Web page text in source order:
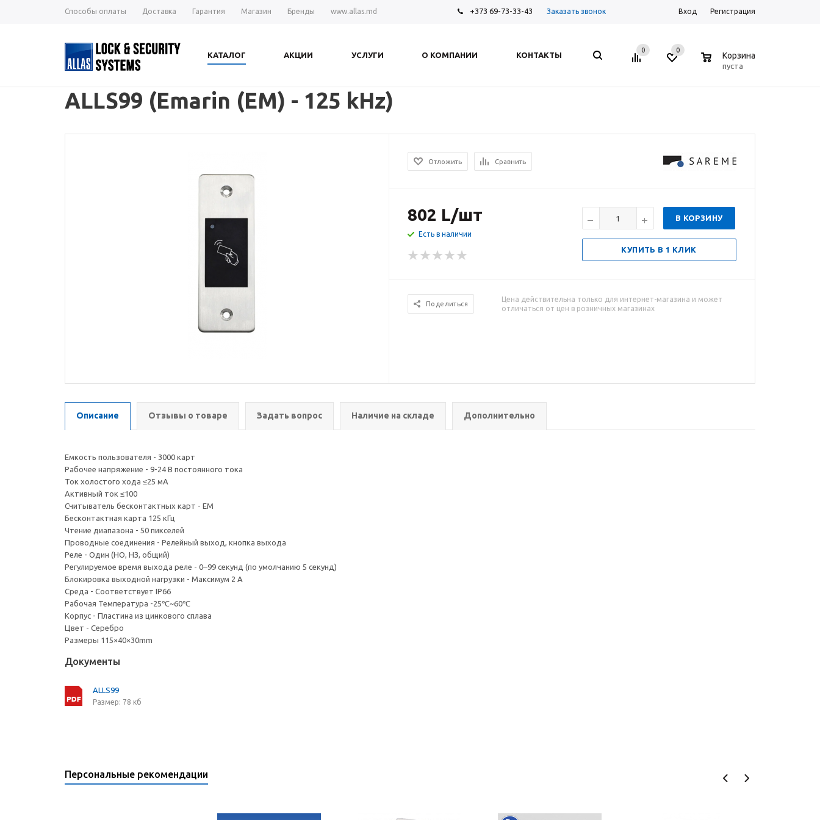
Способы оплаты Доставка Гарантия Магазин Бренды www.allas.md +373 69-73-33-43 Заказать звонок Вход Регистрация
КАТАЛОГ АКЦИИ УСЛУГИ О КОМПАНИИ КОНТАКТЫ
0 0
Корзина
пуста
ALLS99 (Emarin (EM) - 125 kHz)
Отложить Сравнить
802 L/шт
Есть в наличии
В КОРЗИНУ
КУПИТЬ В 1 КЛИК
Поделиться
Цена действительна только для интернет-магазина и может
отличаться от цен в розничных магазинах
Описание Отзывы о товаре Задать вопрос Наличие на складе Дополнительно
Емкость пользователя - 3000 карт
Рабочее напряжение - 9-24 В постоянного тока
Ток холостого хода ≤25 мА
Активный ток ≤100
Считыватель бесконтактных карт - EM
Бесконтактная карта 125 кГц
Чтение диапазона - 50 пикселей
Проводные соединения - Релейный выход, кнопка выхода
Реле - Один (НО, НЗ, общий)
Регулируемое время выхода реле - 0–99 секунд (по умолчанию 5 секунд)
Блокировка выходной нагрузки - Максимум 2 А
Среда - Соответствует IP66
Рабочая Температура -25℃~60℃
Корпус - Пластина из цинкового сплава
Цвет - Серебро
Размеры 115×40×30mm
Документы
ALLS99
Размер: 78 кб
Персональные рекомендации